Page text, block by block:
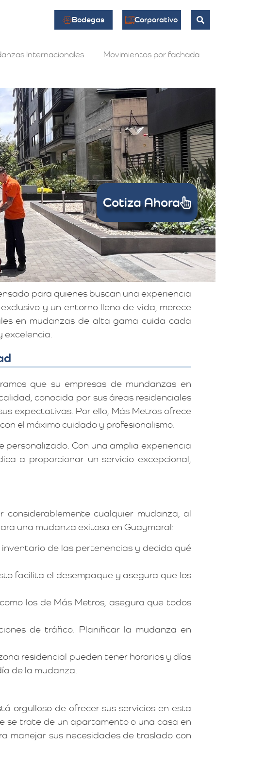
Bodegas Corporativo
Internacionales Movimientos por fachada
Cotiza Ahora
para quienes buscan una experiencia
y un entorno lleno de vida, merece
en mudanzas de alta gama cuida cada
excelencia.
que su empresas de mundanzas en
conocida por sus áreas residenciales
expectativas. Por ello, Más Metros ofrece
el máximo cuidado y profesionalismo.
personalizado. Con una amplia experiencia
a proporcionar un servicio excepcional,
cualquier mudanza, al
una mudanza exitosa en Guaymaral:
de las pertenencias y decida qué
facilita el desempaque y asegura que los
los de Más Metros, asegura que todos
de tráfico. Planificar la mudanza en
residencial pueden tener horarios y días
de la mudanza.
orgulloso de ofrecer sus servicios en esta
se trate de un apartamento o una casa en
manejar sus necesidades de traslado con